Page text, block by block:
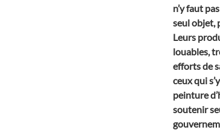
n’y faut
seul objet,
Leurs
louables,
efforts de
ceux qui
peinture
soutenir